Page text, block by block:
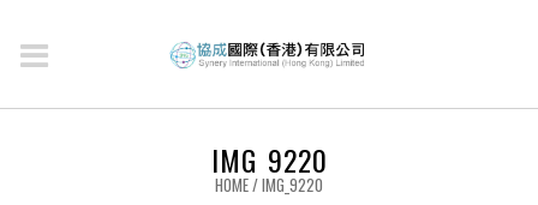
IMG_9220
HOME/IMG_9220